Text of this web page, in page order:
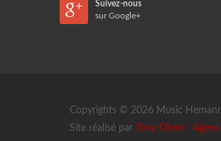
Suivez-nous
sur Google+
Copyrights © 2026 Music
Site réalisé par
Tony Oheix :